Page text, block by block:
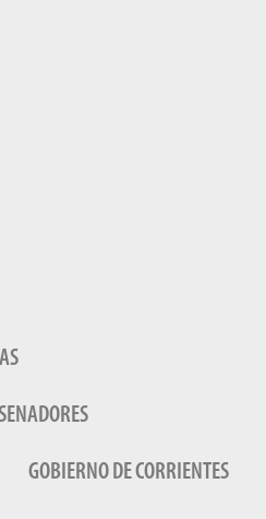
GOBIERNO DE CORRIENTES